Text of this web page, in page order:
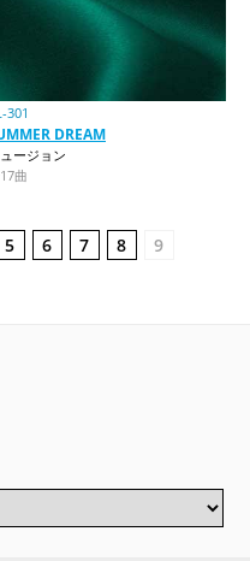
301
DREAM
ージョン
曲
5 6 7 8 9